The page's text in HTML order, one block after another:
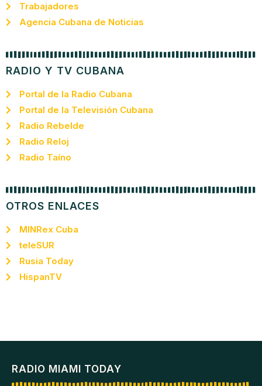
Trabajadores
Agencia Cubana de Noticias
RADIO Y TV CUBANA
Portal de la Radio Cubana
Portal de la Televisión Cubana
Radio Rebelde
Radio Reloj
Radio Taíno
OTROS ENLACES
MINRex Cuba
teleSUR
Rusia Today
HispanTV
RADIO MIAMI TODAY